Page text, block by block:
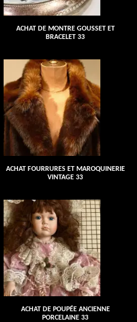
ACHAT DE MONTRE GOUSSET ET
BRACELET 33
ACHAT FOURRURES ET MAROQUINERIE
VINTAGE 33
ACHAT DE POUPÉE ANCIENNE
PORCELAINE 33